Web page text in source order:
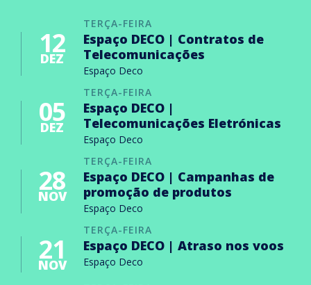
TERÇA-FEIRA
12
DEZ
Espaço DECO | Contratos de
Telecomunicações
Espaço Deco
TERÇA-FEIRA
05
DEZ
Espaço DECO |
Telecomunicações Eletrónicas
Espaço Deco
TERÇA-FEIRA
28
NOV
Espaço DECO | Campanhas de
promoção de produtos
Espaço Deco
TERÇA-FEIRA
21
NOV
Espaço DECO | Atraso nos voos
Espaço Deco